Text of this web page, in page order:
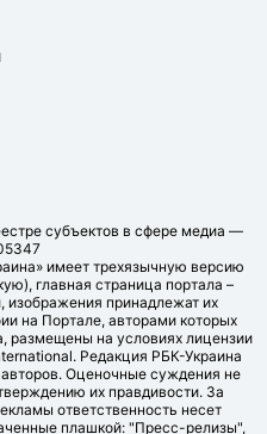
субъектов в сфере медиа —
имеет трехязычную версию
главная страница портала –
изображения принадлежат их
на Портале, авторами которых
размещены на условиях лицензии
Редакция РБК-Украина
Оценочные суждения не
их правдивости. За
ответственность несет
плашкой: "Пресс-релизы",